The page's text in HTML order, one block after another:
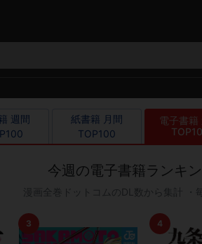
週間
紙書籍 月間
TOP100
電子書籍
今週の電子書籍ランキ
漫画全巻ドットコムのDL数から集計 ・
3 4